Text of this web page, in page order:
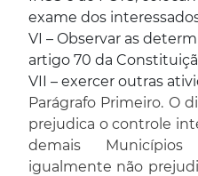
exame dos
VI – Observar as
artigo 70 da
VII – exercer outras
Parágrafo Primeiro. O
prejudica o controle
demais Municípios
igualmente não